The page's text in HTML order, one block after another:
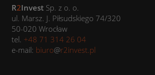
R2Invest Sp. z o. o.
ul. Marsz. J. Piłsudskiego 74/320
50-020 Wrocław
tel. +48 71 314 26 04
e-mail: biuro@r2invest.pl